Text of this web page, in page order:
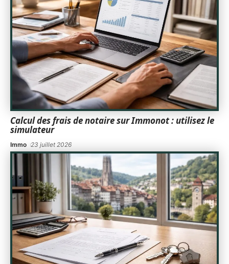
Calcul des frais de notaire sur Immonot : utilisez le
simulateur
Immo 23 juillet 2026